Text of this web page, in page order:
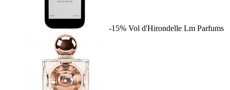
-15% Vol d'Hirondelle Lm Parfums